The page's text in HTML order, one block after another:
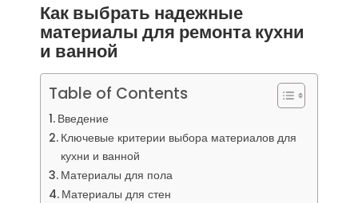
Как выбрать надежные
материалы для ремонта кухни
и ванной
Table of Contents
Введение
Ключевые критерии выбора материалов для
кухни и ванной
Материалы для пола
Материалы для стен